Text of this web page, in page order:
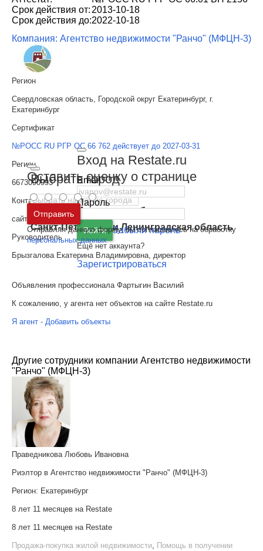
Выбрать город
Москва и
Московская область
Санкт-Петербург иЛенинградская область
Вход на Restate.ru
Email
Пароль
Войти Забыли пароль
Ещё нет аккаунта?
Зарегистрироваться
Срок действия от: 2013-10-18
Срок действия до:2022-10-18
Компания: Агентство недвижимости "Ранчо" (МФЦН-3)
Регион
Свердловская область, Городской округ Екатеринбург, г.
Екатеринбург
Сертификат
№РОСС RU РГР ОС 66 762 действует до 2027-03-31
Регион
6673090993
Контакты
сайт http://www.rancho.ur.ru
Руководитель
Брызгалова Екатерина Владимировна, директор
Объявления профессионала Фартыгин Василий
К сожалению, у агента нет объектов на сайте Restate.ru
Я агент - Добавить объекты
Другие сотрудники компании Агентство недвижимости
"Ранчо" (МФЦН-3)
Праведникова Любовь Ивановна
Риэлтор в Агентство недвижимости "Ранчо" (МФЦН-3)
Регион: Екатеринбург
8 лет 11 месяцев на Restate
8 лет 11 месяцев на Restate
Продажа-покупка жилой недвижимости, Помощь в получении
Оставить оценку о странице
Отправить
Отправляя данную форму, вы соглашаетесь на обработку
персональных данных